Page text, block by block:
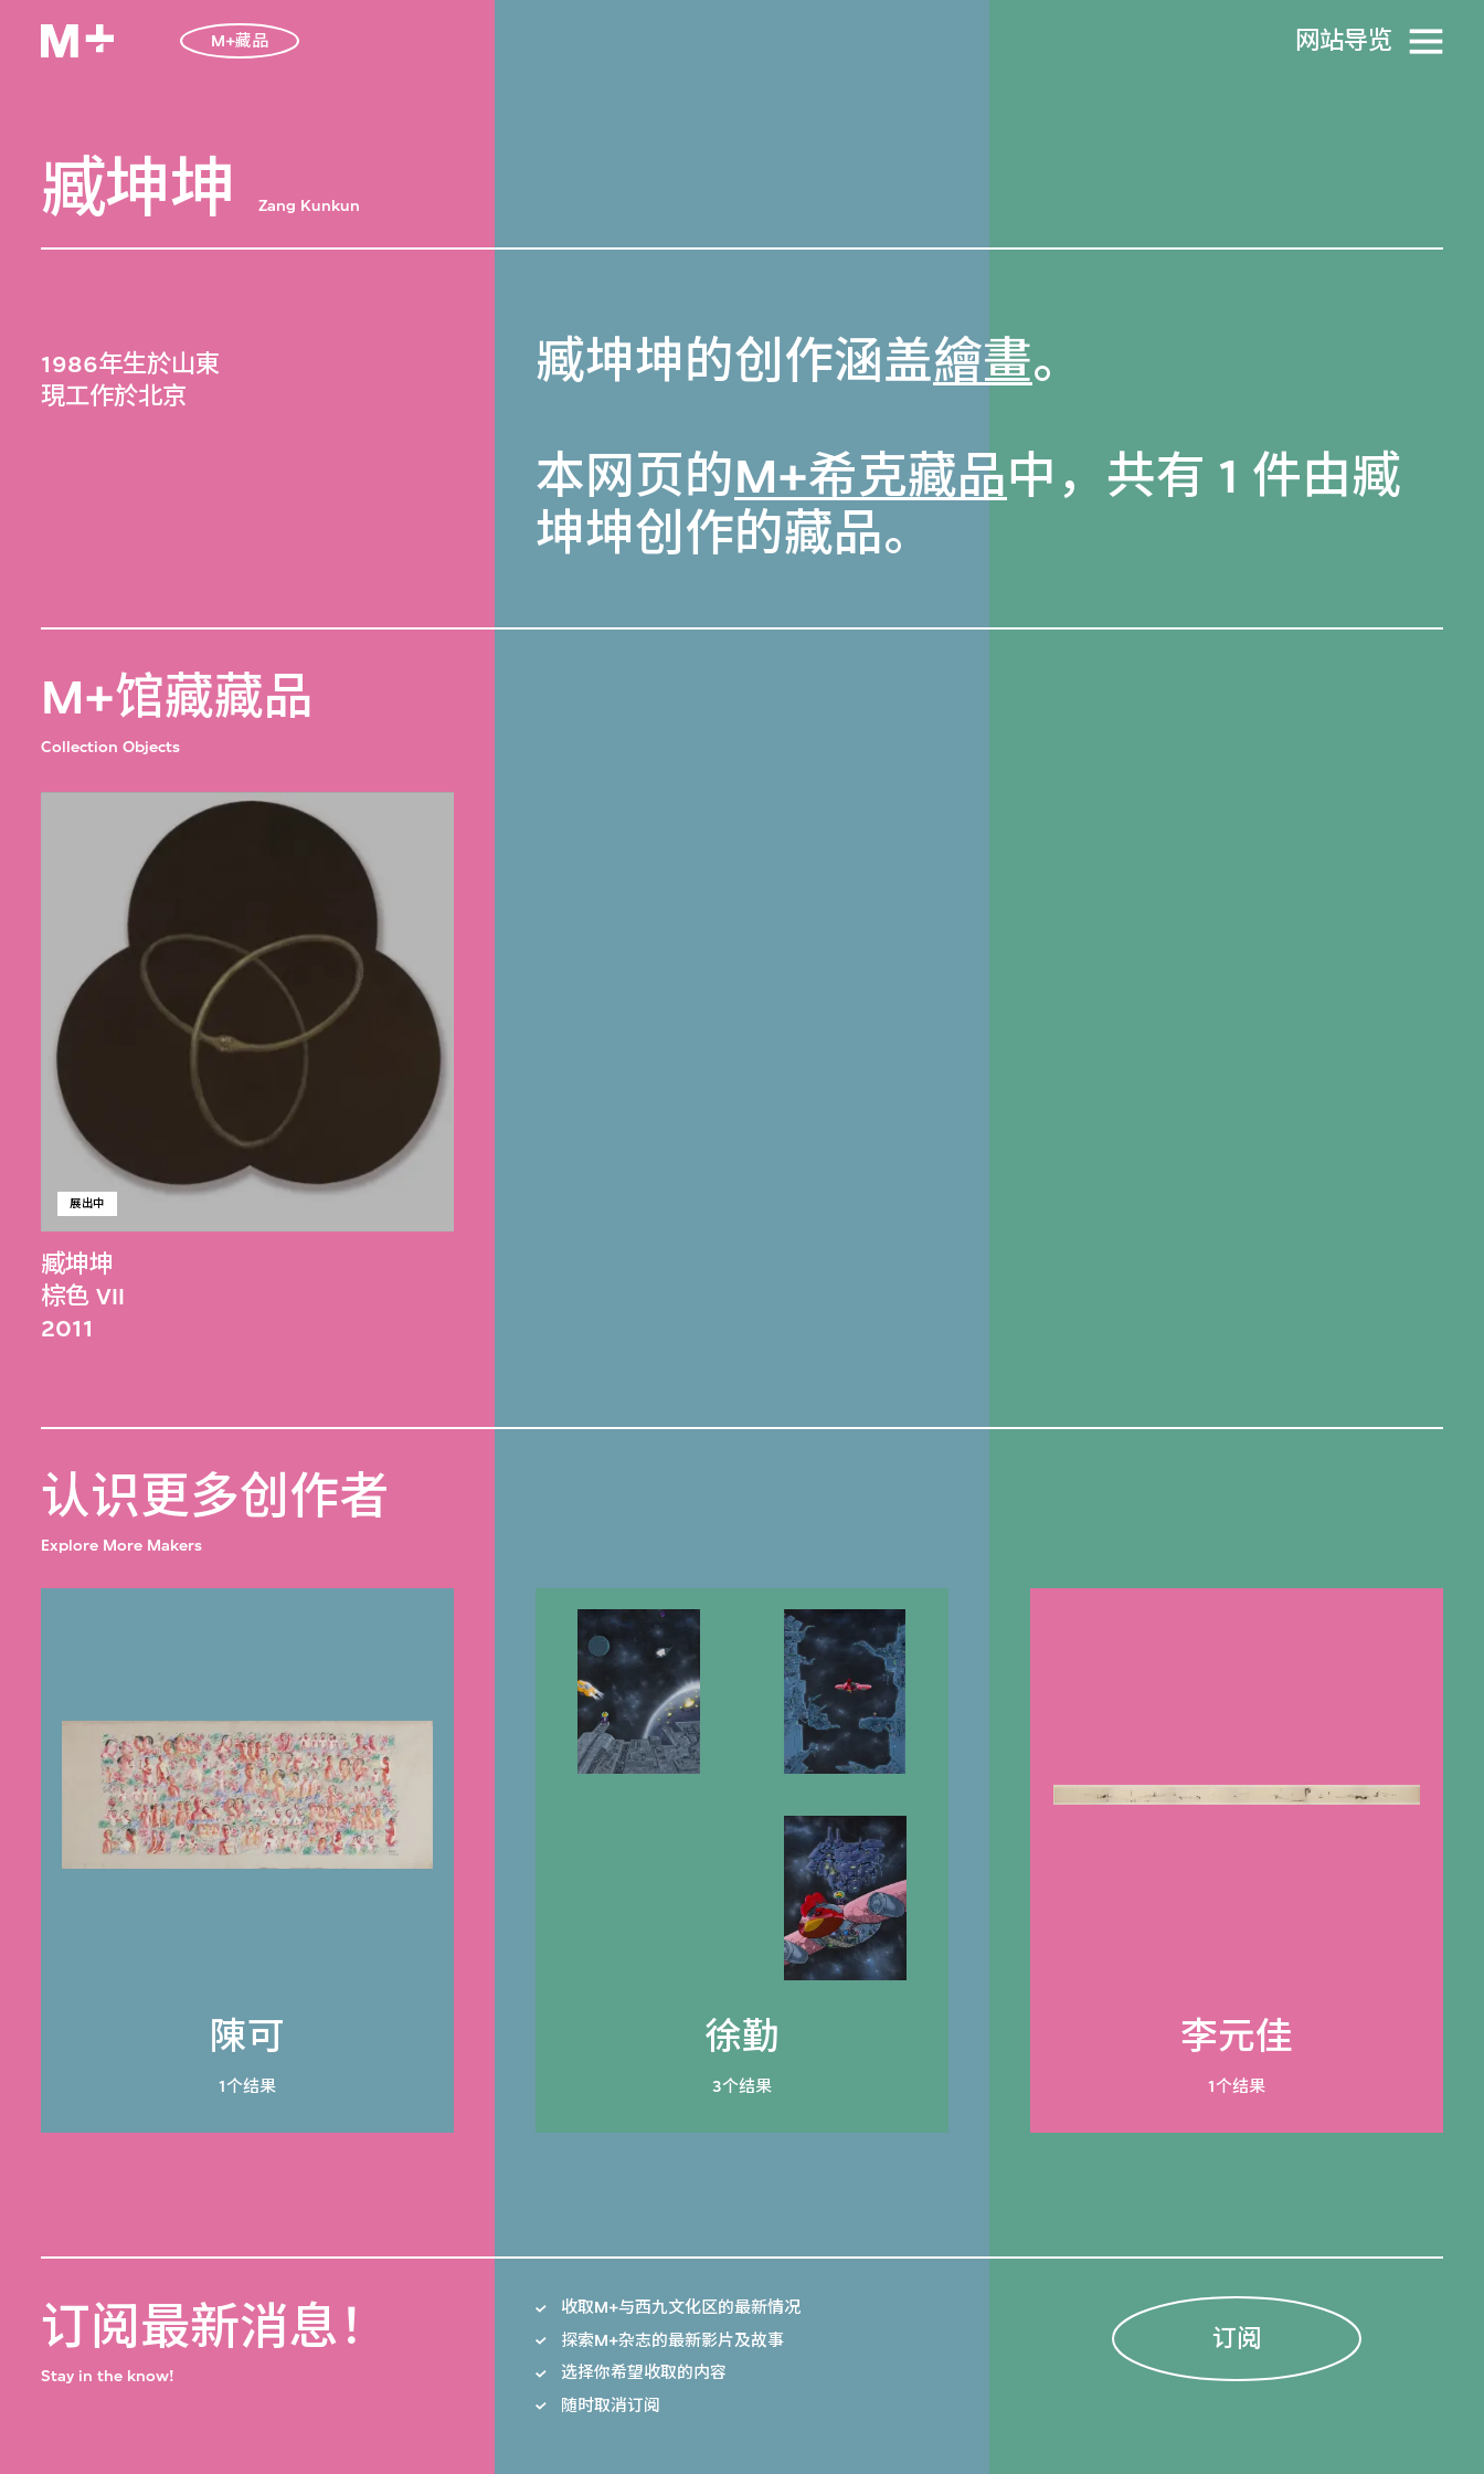
M+藏品 网站导览
臧坤坤 Zang Kunkun
1986年生於山東
現工作於北京
臧坤坤的创作涵盖繪畫。
本网页的M+希克藏品中，共有 1 件由臧
坤坤创作的藏品。
M+馆藏藏品
Collection Objects
臧坤坤
展出中
棕色 VII
2011
认识更多创作者
Explore More Makers
陳可
1个结果
徐勤
3个结果
李元佳
1个结果
订阅最新消息！
Stay in the know!
收取M+与西九文化区的最新情况
探索M+杂志的最新影片及故事
选择你希望收取的内容
随时取消订阅
订阅